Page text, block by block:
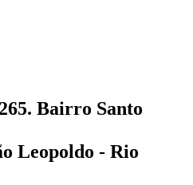
Bairro Santo
Leopoldo - Rio